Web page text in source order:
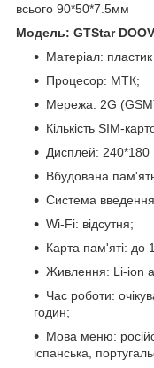
всього 90*50*7.5мм
Модель: GTStar
Матеріал: пластик
Процесор: МТК;
Мережа: 2G
Кількість SIM-
Дисплей: 240*180
Вбудована
Система
Wi-Fi: відсутня;
Карта пам'яті: до
Живлення: Li-ion
Час роботи:
годин;
Мова меню:
іспанська,